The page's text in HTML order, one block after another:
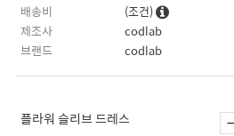
배송비
(조건)
제조사
codlab
브랜드
codlab
플라워 슬리브 드레스